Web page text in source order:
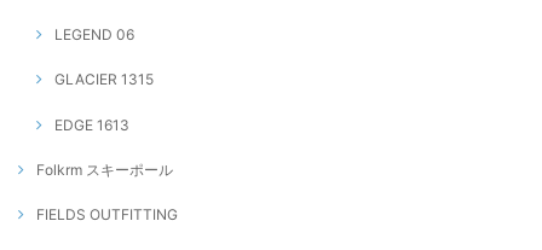
LEGEND 06
GLACIER 1315
EDGE 1613
Folkrm スキーポール
FIELDS OUTFITTING